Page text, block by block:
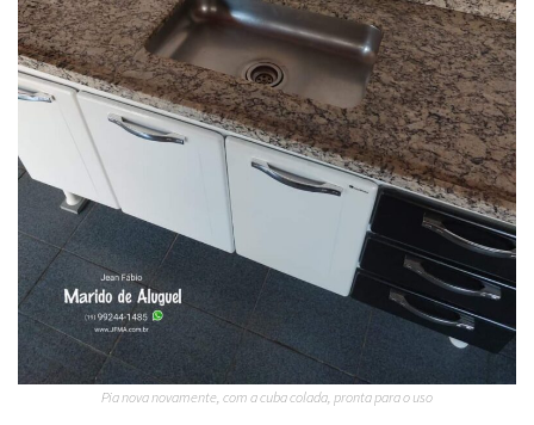
Pia nova novamente, com a cuba colada, pronta para o uso